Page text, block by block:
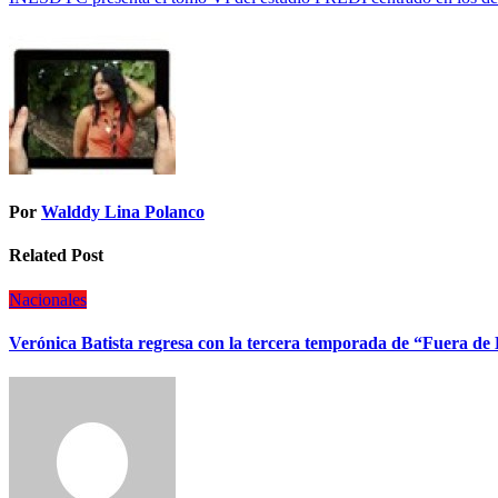
Por Walddy Lina Polanco
Related Post
Nacionales
Verónica Batista regresa con la tercera temporada de “Fuera de